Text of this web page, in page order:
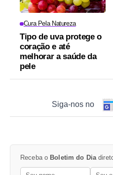
Cura Pela Natureza
Tipo de uva protege o
coração e até
melhorar a saúde da
pele
Siga-nos no
Receba o Boletim do Dia